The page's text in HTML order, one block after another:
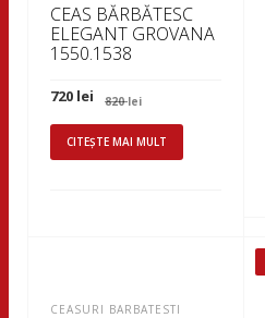
CEAS BĂRBĂTESC
ELEGANT GROVANA
1550.1538
820leiPrețul
inițial
a
fost:
820 lei.
720 lei Prețul
curent
este:
720 lei.
CITEȘTE MAI MULT
CEASURI BARBATESTI